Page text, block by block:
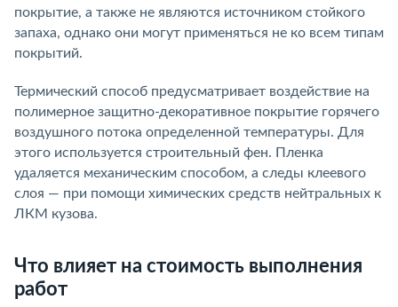
покрытие, а также не являются источником стойкого
запаха, однако они могут применяться не ко всем типам
покрытий.
Термический способ предусматривает воздействие на
полимерное защитно-декоративное покрытие горячего
воздушного потока определенной температуры. Для
этого используется строительный фен. Пленка
удаляется механическим способом, а следы клеевого
слоя — при помощи химических средств нейтральных к
ЛКМ кузова.
Что влияет на стоимость выполнения
работ